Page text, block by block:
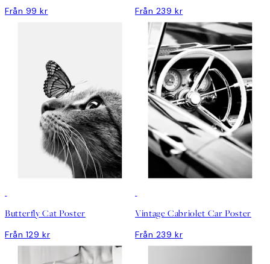
Från 99 kr Från 239 kr
Butterfly Cat Poster
Från 129 kr
Vintage Cabriolet Car Poster
Från 239 kr